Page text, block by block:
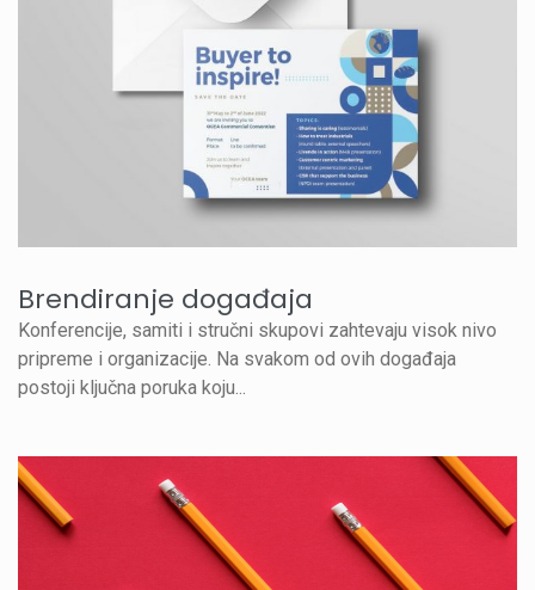
Brendiranje događaja
Konferencije, samiti i stručni skupovi zahtevaju visok nivo
pripreme i organizacije. Na svakom od ovih događaja
postoji ključna poruka koju...